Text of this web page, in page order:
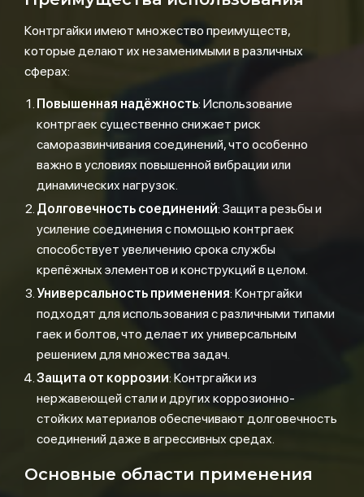
Контргайки имеют множество преимуществ,
которые делают их незаменимыми в различных
сферах:
Повышенная надёжность: Использование
контргаек существенно снижает риск
саморазвинчивания соединений, что особенно
важно в условиях повышенной вибрации или
динамических нагрузок.
Долговечность соединений: Защита резьбы и
усиление соединения с помощью контргаек
способствует увеличению срока службы
крепёжных элементов и конструкций в целом.
Универсальность применения: Контргайки
подходят для использования с различными типами
гаек и болтов, что делает их универсальным
решением для множества задач.
Защита от коррозии: Контргайки из
нержавеющей стали и других коррозионно-
стойких материалов обеспечивают долговечность
соединений даже в агрессивных средах.
Основные области применения